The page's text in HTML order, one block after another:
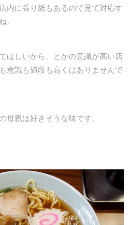
内に張り紙もあるので見て対応す
。
ほしいから、とかの意識が高い店
意識も値段も高くはありませんで
母親は好きそうな味です。